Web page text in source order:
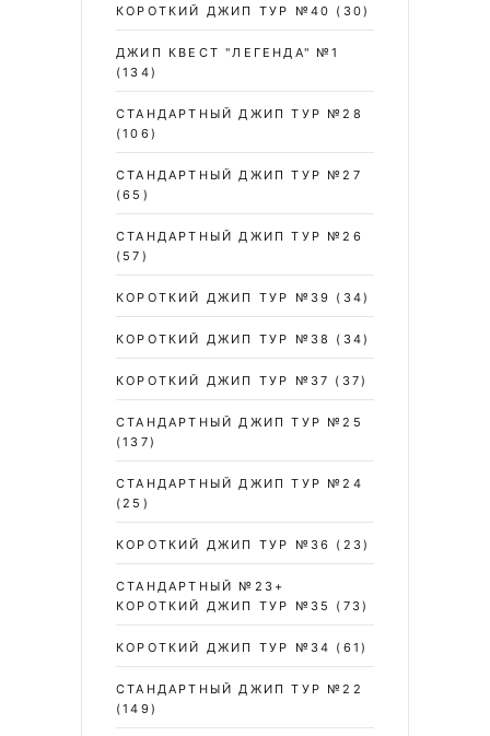
КОРОТКИЙ ДЖИП ТУР №40 (30)
ДЖИП КВЕСТ "ЛЕГЕНДА" №1
(134)
СТАНДАРТНЫЙ ДЖИП ТУР №28
(106)
СТАНДАРТНЫЙ ДЖИП ТУР №27
(65)
СТАНДАРТНЫЙ ДЖИП ТУР №26
(57)
КОРОТКИЙ ДЖИП ТУР №39 (34)
КОРОТКИЙ ДЖИП ТУР №38 (34)
КОРОТКИЙ ДЖИП ТУР №37 (37)
СТАНДАРТНЫЙ ДЖИП ТУР №25
(137)
СТАНДАРТНЫЙ ДЖИП ТУР №24
(25)
КОРОТКИЙ ДЖИП ТУР №36 (23)
СТАНДАРТНЫЙ №23+
КОРОТКИЙ ДЖИП ТУР №35
(73)
КОРОТКИЙ ДЖИП ТУР №34 (61)
СТАНДАРТНЫЙ ДЖИП ТУР №22
(149)